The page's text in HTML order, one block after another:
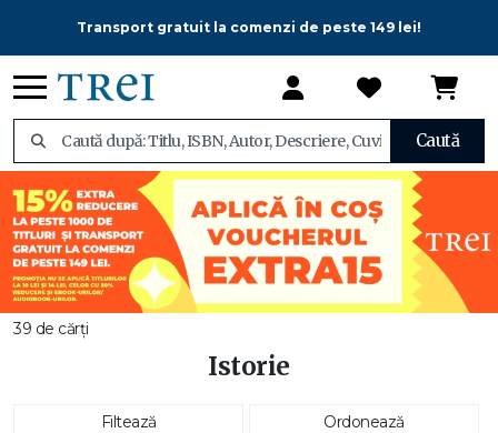
Transport gratuit la comenzi de peste 149 lei!
Caută
39 de cărți
Istorie
Filtează Ordonează